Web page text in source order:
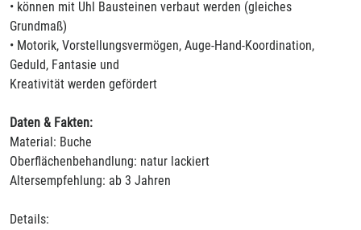
• können mit Uhl Bausteinen verbaut werden (gleiches
Grundmaß)
• Motorik, Vorstellungsvermögen, Auge-Hand-Koordination,
Geduld, Fantasie und
Kreativität werden gefördert
Daten & Fakten:
Material: Buche
Oberflächenbehandlung: natur lackiert
Altersempfehlung: ab 3 Jahren
Details: